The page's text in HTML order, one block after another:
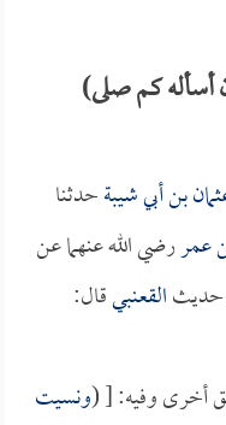
كم صلى)
بن أبي شيبةحدثنا
عمررضي الله عنهما عن
حديثالقعنبيقال:
أخرى وفيه: [ (ونسيت